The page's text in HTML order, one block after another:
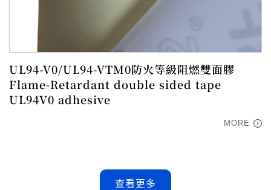
UL94-V0/UL94-VTM0防火等級阻燃雙面膠
Flame-Retardant double sided tape
UL94V0 adhesive
MORE
查看更多